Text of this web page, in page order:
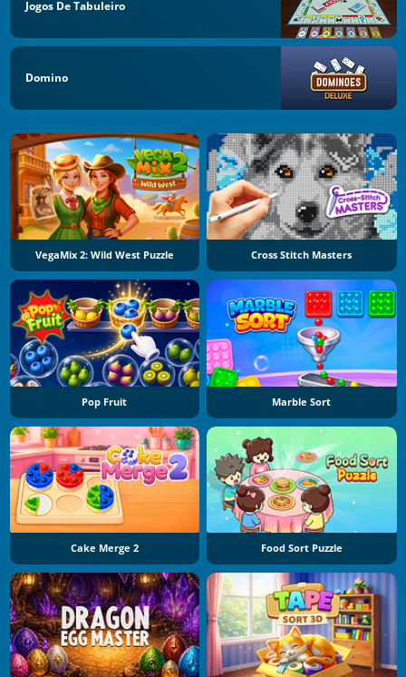
Jogos De Tabuleiro
Domino
VegaMix 2: Wild West Puzzle Cross Stitch Masters
Pop Fruit Marble Sort
Cake Merge 2 Food Sort Puzzle